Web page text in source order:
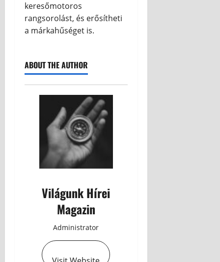
keresőmotoros
rangsorolást, és erősítheti
a márkahűséget is.
ABOUT THE AUTHOR
Világunk Hírei
Magazin
Administrator